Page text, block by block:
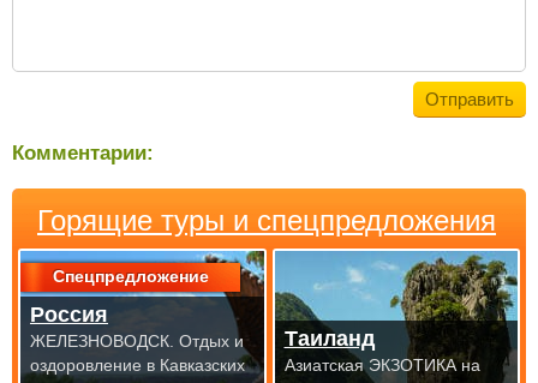
Комментарии:
Горящие туры и спецпредложения
Спецпредложение
Россия
ЖЕЛЕЗНОВОДСК. Отдых и
оздоровление в Кавказских
Таиланд
Азиатская ЭКЗОТИКА на